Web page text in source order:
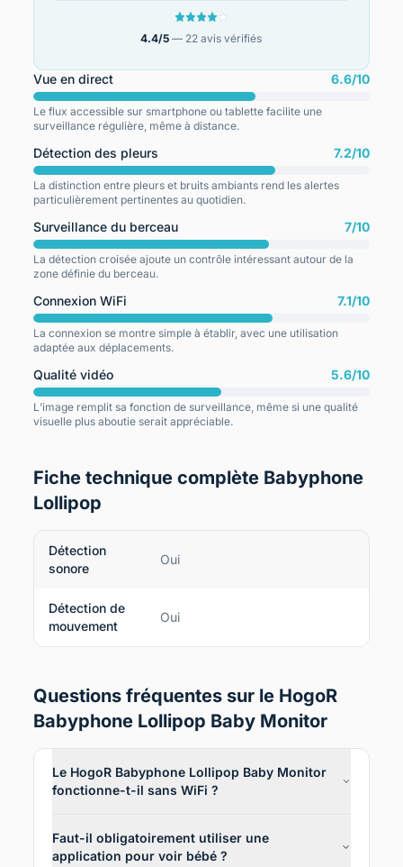
4.4/5 — 22 avis vérifiés
Vue en direct 6.6/10
Le flux accessible sur smartphone ou tablette facilite une
surveillance régulière, même à distance.
Détection des pleurs 7.2/10
La distinction entre pleurs et bruits ambiants rend les alertes
particulièrement pertinentes au quotidien.
Surveillance du berceau 7/10
La détection croisée ajoute un contrôle intéressant autour de la
zone définie du berceau.
Connexion WiFi 7.1/10
La connexion se montre simple à établir, avec une utilisation
adaptée aux déplacements.
Qualité vidéo 5.6/10
L’image remplit sa fonction de surveillance, même si une qualité
visuelle plus aboutie serait appréciable.
Fiche technique complète Babyphone
Lollipop
Détection
sonore
Oui
Détection de
mouvement
Oui
Questions fréquentes sur le HogoR
Babyphone Lollipop Baby Monitor
Le HogoR Babyphone Lollipop Baby Monitor
fonctionne-t-il sans WiFi ?
Faut-il obligatoirement utiliser une
application pour voir bébé ?